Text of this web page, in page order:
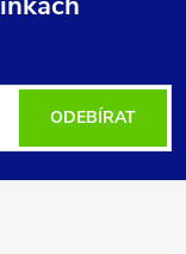
ODEBÍRAT